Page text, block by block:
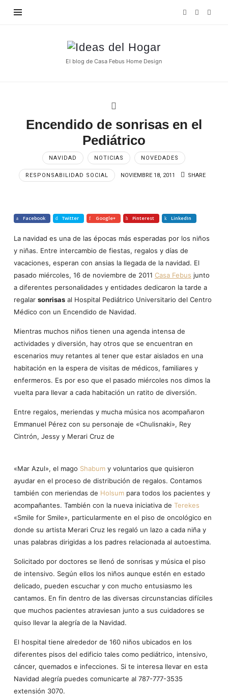
Ideas
del
El blog de Casa Febus Home Design
Encendido de sonrisas en el
Pediátrico
NAVIDAD NOTICIAS NOVEDADES
RESPONSABILIDAD SOCIAL NOVIEMBRE 18, 2011 SHARE
Facebook Twitter Google+ Pinterest LinkedIn
La navidad es una de las épocas más esperadas por los niños
y niñas. Entre intercambio de fiestas, regalos y días de
vacaciones, esperan con ansias la llegada de la navidad. El
pasado miércoles, 16 de noviembre de 2011 Casa Febus junto
a diferentes personalidades y entidades dedicaron la tarde a
regalar sonrisasal Hospital Pediátrico Universitario del Centro
Médico con un Encendido de Navidad.
Mientras muchos niños tienen una agenda intensa de
actividades y diversión, hay otros que se encuentran en
escenarios muy retantes al tener que estar aislados en una
habitación en la espera de visitas de médicos, familiares y
enfermeros. Es por eso que el pasado miércoles nos dimos la
vuelta para llevar a cada habitación un ratito de diversión.
Entre regalos, meriendas y mucha música nos acompañaron
Emmanuel Pérez con su personaje de «Chulisnaki», Rey
Cintrón, Jessy y Merari Cruz de
«Mar Azul», el mago Shabumy voluntarios que quisieron
ayudar en el proceso de distribución de regalos. Contamos
también con meriendas de Holsumpara todos los pacientes y
acompañantes. También con la nueva iniciativa de Terekes
«Smile for Smile», particularmente en el piso de oncológico en
donde su artista Merari Cruz les regaló un lazo a cada niña y
unas palabras dirigidas a los padres relacionada al autoestima.
Solicitado por doctores se llenó de sonrisas y música el piso
de intensivo. Según ellos los niños aunque estén en estado
delicado, pueden escuchar y con mucho entusiasmo les
cantamos. En fin dentro de las diversas circunstancias difíciles
que muchos pacientes atraviesan junto a sus cuidadores se
quiso llevar la alegría de la Navidad.
El hospital tiene alrededor de 160 niños ubicados en los
diferentes pisos del edificio tales como pediátrico, intensivo,
cáncer, quemados e infecciones. Si te interesa llevar en esta
Navidad alegría puedes comunicarte al 787-777-3535
extensión 3070.